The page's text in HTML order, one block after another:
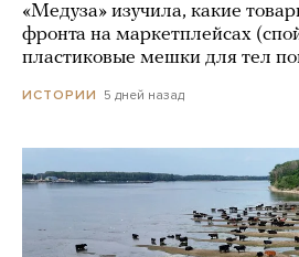
«Медуза» изучила, какие
фронта на маркетплейсах
пластиковые мешки для тел
ИСТОРИИ 5 дней назад